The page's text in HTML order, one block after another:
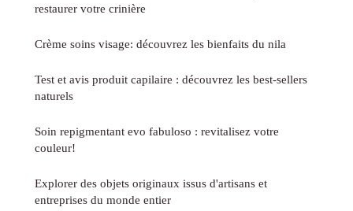
restaurer votre crinière
Crème soins visage: découvrez les bienfaits du nila
Test et avis produit capilaire : découvrez les best-sellers
naturels
Soin repigmentant evo fabuloso : revitalisez votre
couleur!
Explorer des objets originaux issus d'artisans et
entreprises du monde entier